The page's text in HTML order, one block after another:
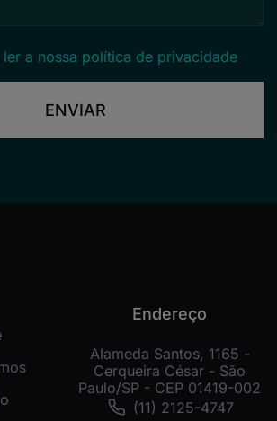
a nossa política de privacidade
ENVIAR
Endereço
Alameda Santos, 1165 -
Cerqueira César - São
Paulo/SP - CEP 01419-002
(11) 2125-4747